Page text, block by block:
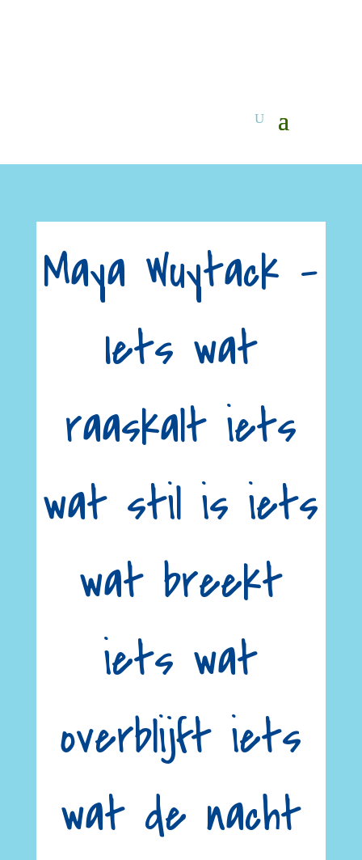
Maya Wuytack –
Iets wat
raaskalt iets
wat stil is iets
wat breekt
iets wat
overblijft iets
wat de nacht